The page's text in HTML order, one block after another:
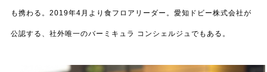
も携わる。2019年4月より食フロアリーダー。愛知ドビー株式会社が
公認する、社外唯一のバーミキュラ コンシェルジュでもある。